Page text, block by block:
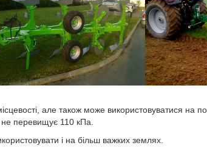
але також може використовуватися на
не перевищує 110 кПа.
і на більш важких землях.